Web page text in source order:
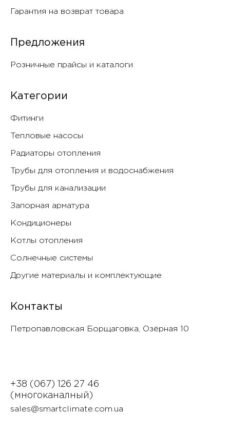
Гарантия на возврат товара
Предложения
Розничные прайсы и каталоги
Категории
Фитинги
Тепловые насосы
Радиаторы отопления
Трубы для отопления и водоснабжения
Трубы для канализации
Запорная арматура
Кондиционеры
Котлы отопления
Солнечные системы
Другие материалы и комплектующие
Контакты
Петропавловская Борщаговка, Озëрная 10
+38 (067) 126 27 46
(многоканалный)
sales@smartclimate.com.ua